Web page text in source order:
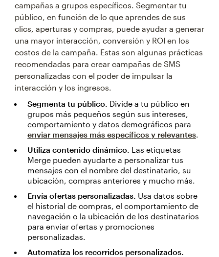
campañas a grupos específicos. Segmentar tu
público, en función de lo que aprendes de sus
clics, aperturas y compras, puede ayudar a generar
una mayor interacción, conversión y ROI en los
costos de la campaña. Estas son algunas prácticas
recomendadas para crear campañas de SMS
personalizadas con el poder de impulsar la
interacción y los ingresos.
Segmenta tu público. Divide a tu público en
grupos más pequeños según sus intereses,
comportamiento y datos demográficos para
enviar mensajes más específicos y relevantes.
Utiliza contenido dinámico. Las etiquetas
Merge pueden ayudarte a personalizar tus
mensajes con el nombre del destinatario, su
ubicación, compras anteriores y mucho más.
Envía ofertas personalizadas. Usa datos sobre
el historial de compras, el comportamiento de
navegación o la ubicación de los destinatarios
para enviar ofertas y promociones
personalizadas.
Automatiza los recorridos personalizados.